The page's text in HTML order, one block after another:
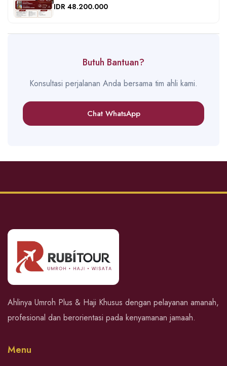
IDR 48.200.000
Butuh Bantuan?
Konsultasi perjalanan Anda bersama tim ahli kami.
Chat WhatsApp
Ahlinya Umroh Plus & Haji Khusus dengan pelayanan amanah,
profesional dan berorientasi pada kenyamanan jamaah.
Menu